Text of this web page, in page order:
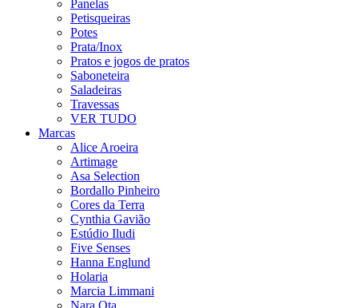
Panelas
Petisqueiras
Potes
Prata/Inox
Pratos e jogos de pratos
Saboneteira
Saladeiras
Travessas
VER TUDO
Marcas
Alice Aroeira
Artimage
Asa Selection
Bordallo Pinheiro
Cores da Terra
Cynthia Gavião
Estúdio Iludi
Five Senses
Hanna Englund
Holaria
Marcia Limmani
Nara Ota